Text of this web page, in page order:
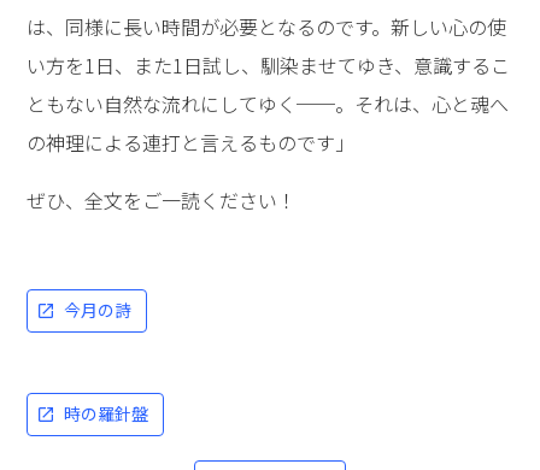
は、同様に長い時間が必要となるのです。新しい心の使
い方を1日、また1日試し、馴染ませてゆき、意識するこ
ともない自然な流れにしてゆく──。それは、心と魂へ
の神理による連打と言えるものです」
ぜひ、全文をご一読ください！
今月の詩
時の羅針盤